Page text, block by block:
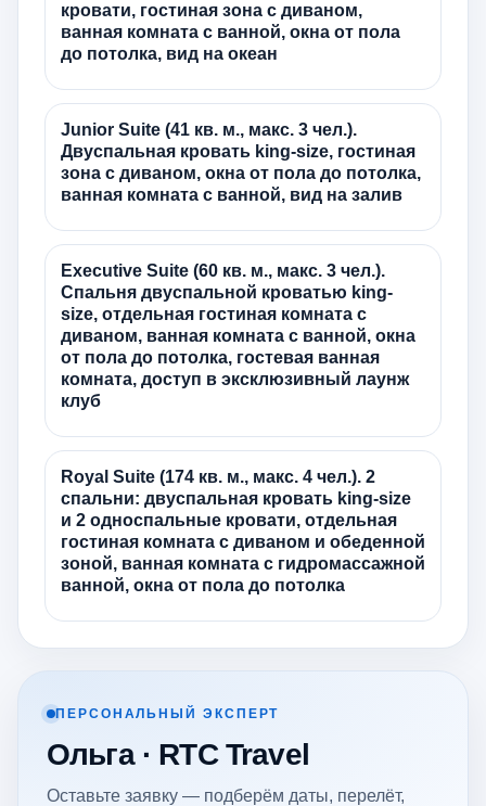
кровати, гостиная зона с диваном,
ванная комната с ванной, окна от пола
до потолка, вид на океан
Junior Suite (41 кв. м., макс. 3 чел.).
Двуспальная кровать king-size, гостиная
зона с диваном, окна от пола до потолка,
ванная комната с ванной, вид на залив
Executive Suite (60 кв. м., макс. 3 чел.).
Спальня двуспальной кроватью king-
size, отдельная гостиная комната с
диваном, ванная комната с ванной, окна
от пола до потолка, гостевая ванная
комната, доступ в эксклюзивный лаунж
клуб
Royal Suite (174 кв. м., макс. 4 чел.). 2
спальни: двуспальная кровать king-size
и 2 односпальные кровати, отдельная
гостиная комната с диваном и обеденной
зоной, ванная комната с гидромассажной
ванной, окна от пола до потолка
ПЕРСОНАЛЬНЫЙ ЭКСПЕРТ
Ольга · RTC Travel
Оставьте заявку — подберём даты, перелёт,